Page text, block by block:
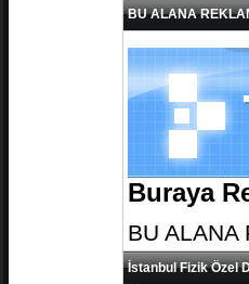
BU ALANA
Buraya
BU ALANA
İstanbul Fizik Özel